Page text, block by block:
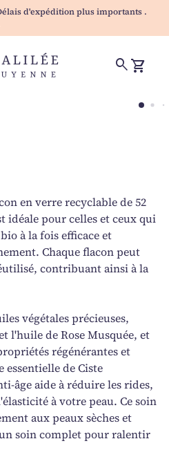
d'expédition plus importants .
search Voir
shopping_cart
en verre recyclable de 52
idéale pour celles et ceux qui
à la fois efficace et
Chaque flacon peut
contribuant ainsi à la
végétales précieuses,
l'huile de Rose Musquée, et
régénérantes et
de Ciste
âge aide à réduire les rides,
à votre peau. Ce soin
aux peaux sèches et
soin complet pour ralentir